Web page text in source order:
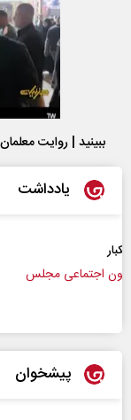
ببینید | روایت
یادداشت
پیشخوان